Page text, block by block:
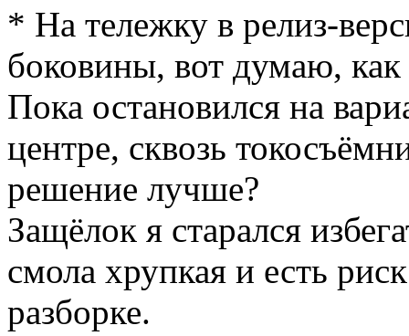
* На тележку в релиз-
боковины, вот думаю,
Пока остановился на
центре, сквозь
решение лучше?
Защёлок я старался
смола хрупкая и есть
разборке.